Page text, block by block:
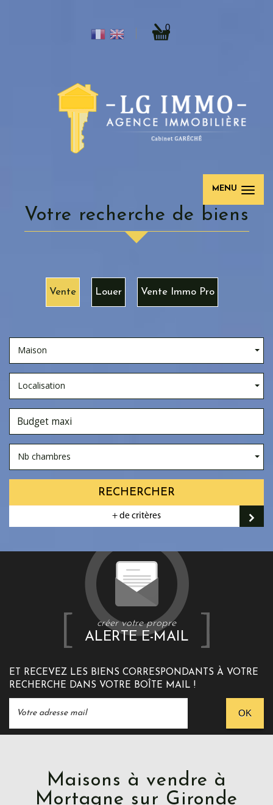
0
MENU
Votre recherche de biens
Vente Louer Vente Immo Pro
Maison
Localisation
Nb chambres
RECHERCHER
+ de critères
créer votre propre
ALERTE E-MAIL
ET RECEVEZ LES BIENS CORRESPONDANTS À VOTRE
RECHERCHE DANS VOTRE BOÎTE MAIL !
OK
Maisons à vendre à
Mortagne sur Gironde